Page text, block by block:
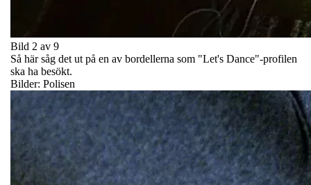
Bild 2 av 9
Så här såg det ut på en av bordellerna som "Let's Dance"-profilen
ska ha besökt.
Bilder: Polisen